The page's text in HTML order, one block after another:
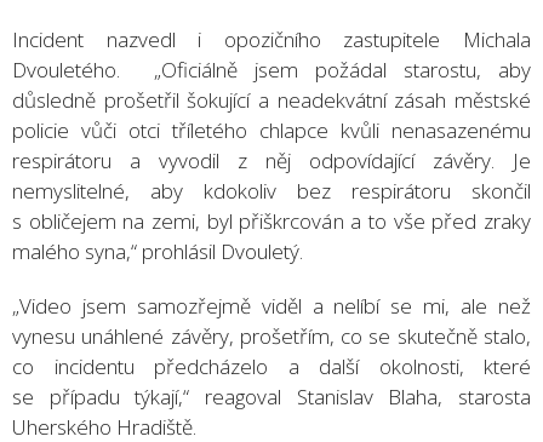
Incident nazvedl i opozičního zastupitele Michala
Dvouletého. „Oficiálně jsem požádal starostu, aby
důsledně prošetřil šokující a neadekvátní zásah městské
policie vůči otci tříletého chlapce kvůli nenasazenému
respirátoru a vyvodil z něj odpovídající závěry. Je
nemyslitelné, aby kdokoliv bez respirátoru skončil
s obličejem na zemi, byl přiškrcován a to vše před zraky
malého syna,“ prohlásil Dvouletý.
„Video jsem samozřejmě viděl a nelíbí se mi, ale než
vynesu unáhlené závěry, prošetřím, co se skutečně stalo,
co incidentu předcházelo a další okolnosti, které
se případu týkají,“ reagoval Stanislav Blaha, starosta
Uherského Hradiště.